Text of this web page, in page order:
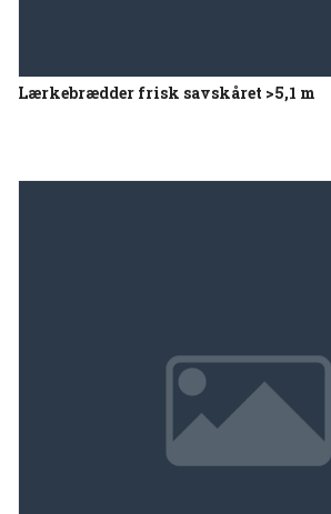
Lærkebrædder frisk savskåret >5,1 m